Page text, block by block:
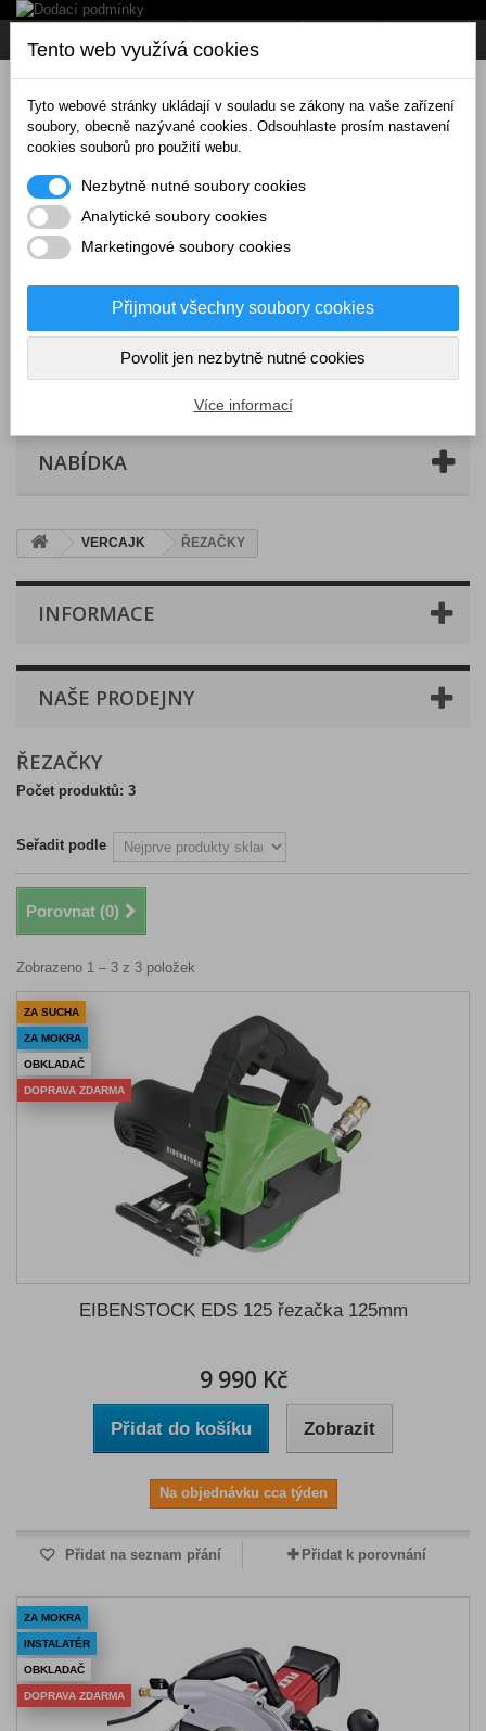
Košík (prázdný)
NABÍDKA
VERCAJK ŘEZAČKY
INFORMACE
NAŠE PRODEJNY
ŘEZAČKY
Počet produktů: 3
Seřadit podle
Porovnat (0)
Zobrazeno 1 – 3 z 3 položek
ZA SUCHA
ZA MOKRA
OBKLADAČ
DOPRAVA ZDARMA
EIBENSTOCK EDS 125 řezačka 125mm
9 990 Kč
Přidat do košíku Zobrazit
Na objednávku cca týden
Přidat na seznam přání Přidat k porovnání
ZA MOKRA
INSTALATÉR
OBKLADAČ
DOPRAVA ZDARMA
Tento web využívá cookies
Tyto webové stránky ukládají v souladu se zákony na vaše zařízení
soubory, obecně nazývané cookies. Odsouhlaste prosím nastavení
cookies souborů pro použití webu.
Nezbytně nutné soubory cookies
Analytické soubory cookies
Marketingové soubory cookies
Přijmout všechny soubory cookies
Povolit jen nezbytně nutné cookies
Více informací